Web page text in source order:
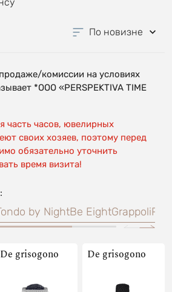
По новизне
комиссии на условиях
*OOO «PERSPEKTIVA TIME
часть часов, ювелирных
своих хозяев, поэтому перед
обязательно уточнить
время визита!
by NightBe EightGrappoli
De grisogono De grisogono